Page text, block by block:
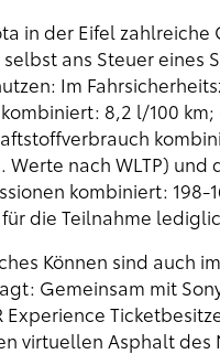
in der Eifel
ans Steuer
Im
8,2 l/100 km;
nach WLTP) und
kombiniert: 198-
die Teilnahme
Können sind auch
Gemeinsam mit
virtuellen Asphalt